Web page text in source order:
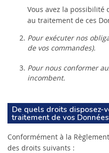
Vous avez la
au traitement de ces
Pour exécuter nos
de vos commandes).
Pour nous conformer
incombent.
De quels droits disposez-
traitement de vos
Conformément à la
des droits suivants :